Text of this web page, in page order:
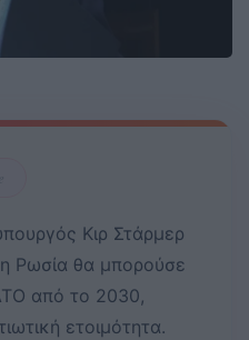
Κιρ Στάρμερ
η Ρωσία θα μπορούσε
από το 2030,
ετοιμότητα.